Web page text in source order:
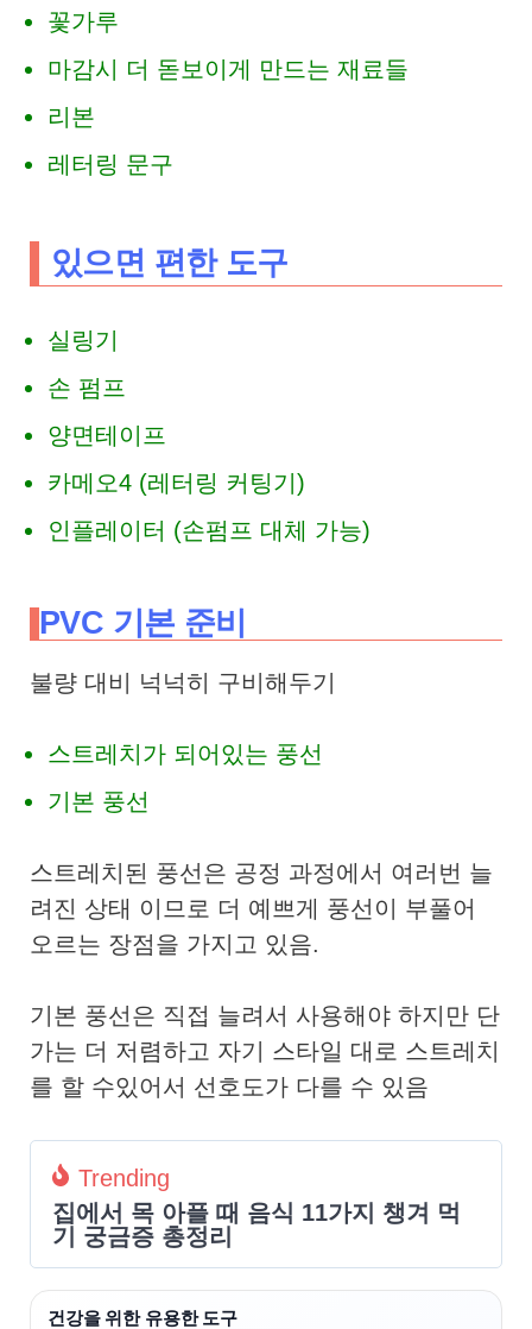
꽃가루
마감시 더 돋보이게 만드는 재료들
리본
레터링 문구
있으면 편한 도구
실링기
손 펌프
양면테이프
카메오4 (레터링 커팅기)
인플레이터 (손펌프 대체 가능)
PVC 기본 준비
불량 대비 넉넉히 구비해두기
스트레치가 되어있는 풍선
기본 풍선
스트레치된 풍선은 공정 과정에서 여러번 늘
려진 상태 이므로 더 예쁘게 풍선이 부풀어
오르는 장점을 가지고 있음.
기본 풍선은 직접 늘려서 사용해야 하지만 단
가는 더 저렴하고 자기 스타일 대로 스트레치
를 할 수있어서 선호도가 다를 수 있음
Trending
집에서 목 아플 때 음식 11가지 챙겨 먹
기 궁금증 총정리
건강을 위한 유용한 도구